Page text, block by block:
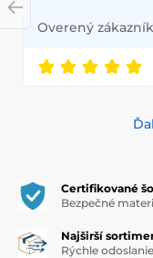
Overený
Certifikované
Bezpečné
Najširší
Rýchle